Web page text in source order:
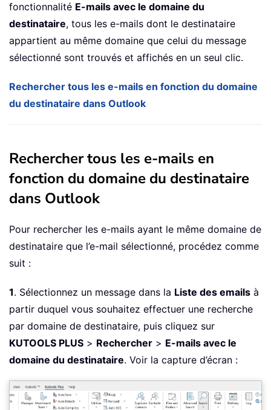
fonctionnalité E-mails avec le domaine du
destinataire, tous les e-mails dont le destinataire
appartient au même domaine que celui du message
sélectionné sont trouvés et affichés en un seul clic.
Rechercher tous les e-mails en fonction du domaine
du destinataire dans Outlook
Rechercher tous les e-mails en
fonction du domaine du destinataire
dans Outlook
Pour rechercher les e-mails ayant le même domaine de
destinataire que l’e-mail sélectionné, procédez comme
suit :
1. Sélectionnez un message dans la Liste des emails à
partir duquel vous souhaitez effectuer une recherche
par domaine de destinataire, puis cliquez sur
KUTOOLS PLUS > Rechercher > E-mails avec le
domaine du destinataire. Voir la capture d’écran :